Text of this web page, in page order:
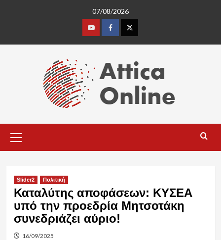
07/08/2026
YoutubeFacebookTwitter
Menu
Slider2 Πολιτική
Καταλύτης αποφάσεων: ΚΥΣΕΑ
υπό την προεδρία Μητσοτάκη
συνεδριάζει αύριο!
16/09/2025